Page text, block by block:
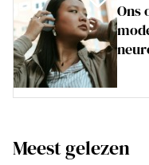
Ons
Meest gelezen